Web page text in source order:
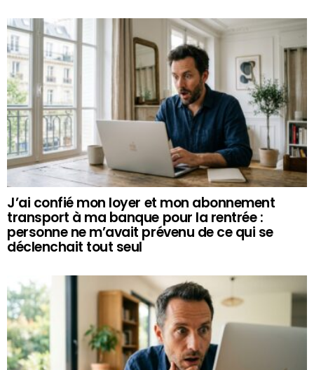
J’ai confié mon loyer et mon abonnement
transport à ma banque pour la rentrée :
personne ne m’avait prévenu de ce qui se
déclenchait tout seul